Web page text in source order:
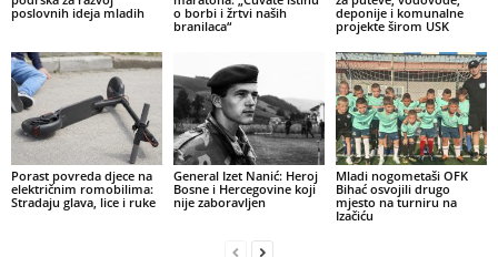
poslovnih ideja mladih
o borbi i žrtvi naših
branilaca“
deponije i komunalne
projekte širom USK
Porast povreda djece na
električnim romobilima:
Stradaju glava, lice i ruke
General Izet Nanić: Heroj
Bosne i Hercegovine koji
nije zaboravljen
Mladi nogometaši OFK
Bihać osvojili drugo
mjesto na turniru na
Izačiću